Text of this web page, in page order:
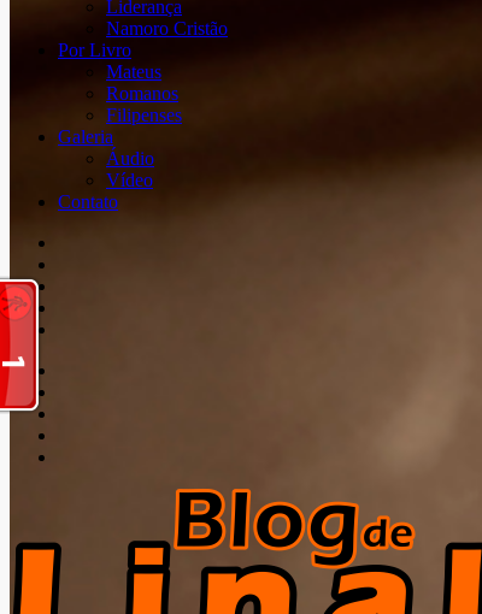
Liderança
Namoro Cristão
Por Livro
Mateus
Romanos
Filipenses
Galeria
Áudio
Vídeo
Contato